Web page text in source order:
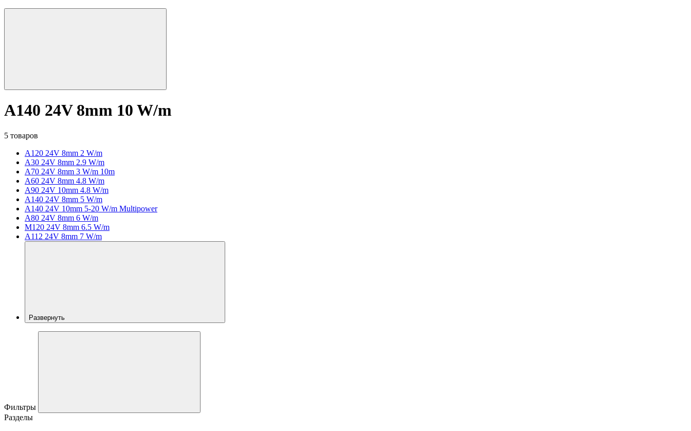
A140 24V 8mm 10 W/m
5 товаров
A120 24V 8mm 2 W/m
A30 24V 8mm 2.9 W/m
A70 24V 8mm 3 W/m 10m
A60 24V 8mm 4.8 W/m
A90 24V 10mm 4.8 W/m
A140 24V 8mm 5 W/m
A140 24V 10mm 5-20 W/m Multipower
A80 24V 8mm 6 W/m
M120 24V 8mm 6.5 W/m
A112 24V 8mm 7 W/m
Развернуть
Фильтры
Разделы